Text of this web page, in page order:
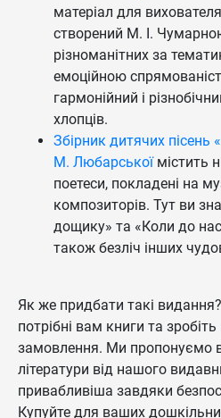
матеріал для
створений М. І.
різноманітних за
емоційною
гармонійний і
хлопців.
Збірник дитячих пісень
М. Любарськоїмістить
поетеси, покладені на
композиторів. Тут ви
дощику» та «Коли до
також безліч інших
Як же придбати такі
потрібні вам книги та
замовлення. Ми пропонуємо
літератури від нашого
привабливіша завдяки
Купуйте для ваших